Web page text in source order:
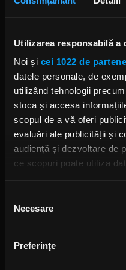
Utilizarea responsabilă a
Noi și cei 1022 de
datele personale, de
utilizând tehnologii
stoca și accesa
scopul de a vă oferi
evaluări ale publicității și
audiență și dezvoltare de
ce scopuri poate utiliza
Să colectăm
Să vă identificăm
activ după
consimțământului
Necesare
Preferinţe